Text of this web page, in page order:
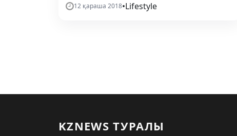
12 қараша 2018•Lifestyle
KZNEWS ТУРАЛЫ